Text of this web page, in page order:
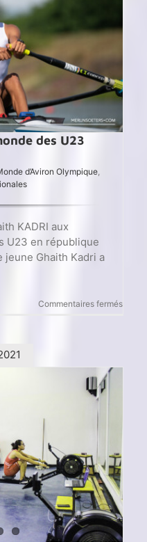
des U23
d’Aviron Olympique,
KADRI aux
U23 en république
jeune Ghaith Kadri a
Commentaires ferméssur
des